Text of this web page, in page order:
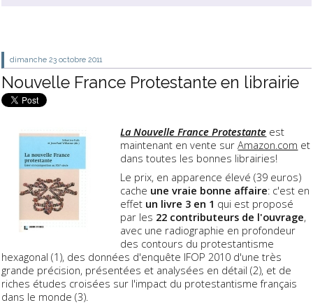
dimanche 23 octobre 2011
Nouvelle France Protestante en librairie
La Nouvelle France Protestante est
maintenant en vente surAmazon.com et
dans toutes les bonnes librairies!
Le prix, en apparence élevé (39 euros)
cache une vraie bonne affaire: c'est en
effet un livre 3 en 1 qui est proposé
par les 22 contributeurs de l'ouvrage,
avec une radiographie en profondeur
des contours du protestantisme
hexagonal (1), des données d'enquête IFOP 2010 d'une très
grande précision, présentées et analysées en détail (2), et de
riches études croisées sur l'impact du protestantisme français
dans le monde (3).